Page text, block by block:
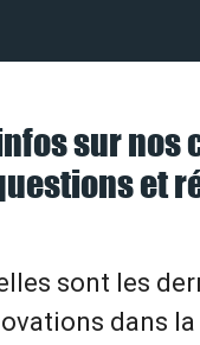
sur nos
et
sont les
dans